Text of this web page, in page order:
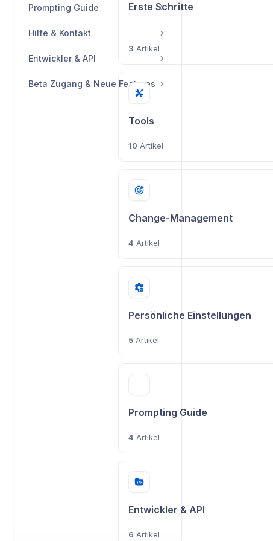
Prompting Guide
Hilfe & Kontakt
Entwickler & API
Beta Zugang & Neue Features
Erste Schritte
3 Artikel
Tools
10 Artikel
Change-Management
4 Artikel
Persönliche Einstellungen
5Artikel
Prompting Guide
4 Artikel
Entwickler & API
6 Artikel